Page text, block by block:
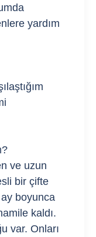
yardım
ve uzun
bir çifte
boyunca
kaldı.
var. Onları